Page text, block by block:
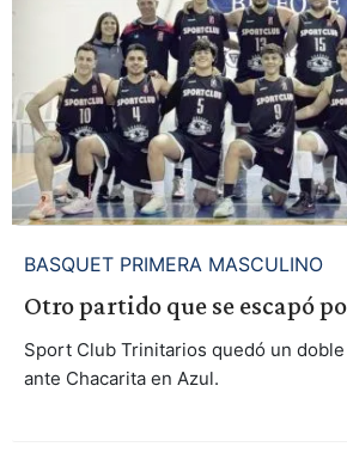
BASQUET PRIMERA MASCULINO
Otro partido que se escapó
Sport Club Trinitarios quedó un
ante Chacarita en Azul.